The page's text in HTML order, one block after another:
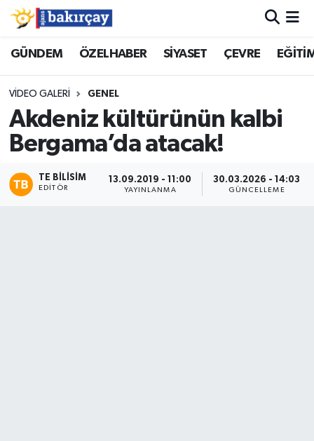
GÜNDEM ÖZELHABER SİYASET ÇEVRE
VIDEO GALERI GENEL
Akdeniz kültürünün kalbi
Bergama’da atacak!
TE BILISIM
EDITÖR
13.09.2019 - 11:00
YAYINLANMA
30.03.2026 - 14:03
GÜNCELLEME
İzmir Nöbetçi Eczaneler
İzmir Hava Durumu
İzmir Namaz Vakitleri
Süper Lig Puan Durumu ve Fikstür